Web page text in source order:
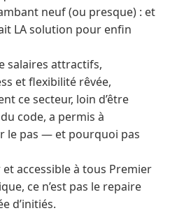
neuf (ou presque) : et
LA solution pour enfin
salaires attractifs,
et flexibilité rêvée,
ce secteur, loin d’être
code, a permis à
le pas — et pourquoi pas
accessible à tous Premier
ce n’est pas le repaire
d’initiés.